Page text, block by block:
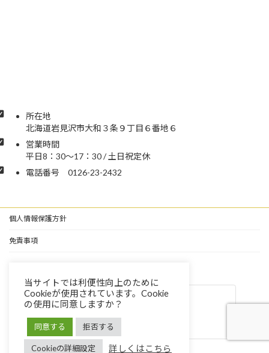
所在地
北海道岩見沢市大和３条９丁目６番地６
営業時間
平日8：30～17：30 / 土日祝定休
電話番号 0126-23-2432
個人情報保護方針
免責事項
Instagram
Instagram
当サイトでは利便性向上のために
Cookieが使用されています。Cookie
の使用に同意しますか？
同意する 拒否する
Cookieの詳細設定 詳しくはこちら